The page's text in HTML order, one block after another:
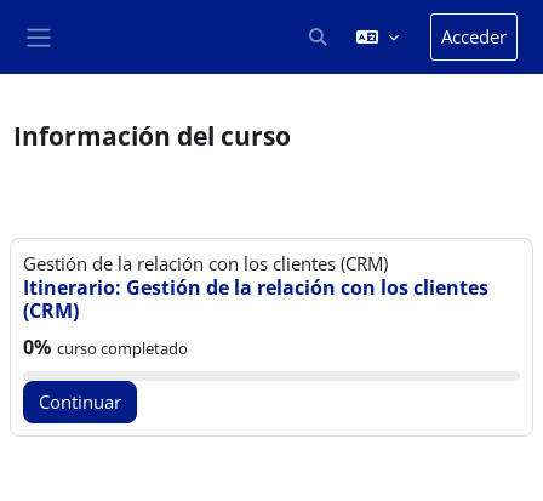
Selector de búsqueda de
Acceder
Información del curso
Gestión de la relación con los clientes (CRM)
Itinerario: Gestión de la relación con los clientes
(CRM)
Progreso del curso:
0% curso completado
Continuar